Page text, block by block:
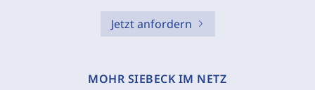
Jetzt anfordern
MOHR SIEBECK IM NETZ